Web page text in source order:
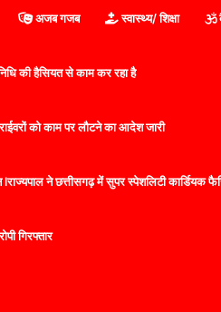
अजब गजब स्वास्थ्य/ शिक्षा
की हैसियत से काम कर रहा है
को काम पर लौटने का आदेश जारी
ने छत्तीसगढ़ में सुपर स्पेशलिटी कार्डियक
गिरफ्तार